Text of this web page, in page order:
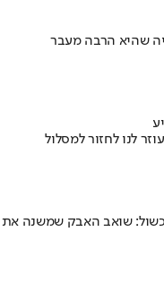
שהיא הרבה מעבר
לנו לחזור למסלול
שואב האבק שמשנה את